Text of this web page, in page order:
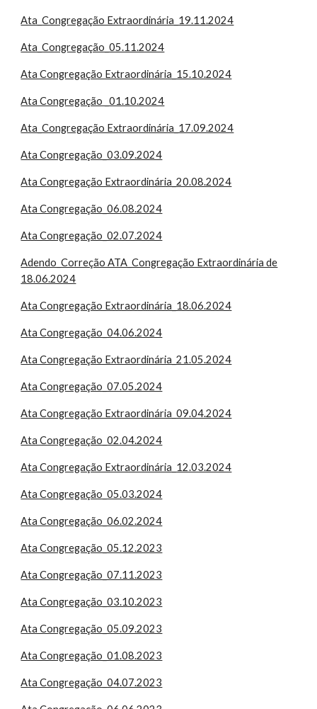
Ata_Congregação Extraordinária_19.11.2024
Ata_Congregação_05.11.2024
Ata Congregação Extraordinária_15.10.2024
Ata Congregação _01.10.2024
Ata_Congregação Extraordinária_17.09.2024
Ata Congregação_03.09.2024
Ata Congregação Extraordinária_20.08.2024
Ata Congregação_06.08.2024
Ata Congregação_02.07.2024
Adendo_Correção ATA_Congregação Extraordinária de
18.06.2024
Ata Congregação Extraordinária_18.06.2024
Ata Congregação_04.06.2024
Ata Congregação Extraordinária_21.05.2024
Ata Congregação_07.05.2024
Ata Congregação Extraordinária_09.04.2024
Ata Congregação_02.04.2024
Ata Congregação Extraordinária_12.03.2024
Ata Congregação_05.03.2024
Ata Congregação_06.02.2024
Ata Congregação_05.12.2023
Ata Congregação_07.11.2023
Ata Congregação_03.10.2023
Ata Congregação_05.09.2023
Ata Congregação_01.08.2023
Ata Congregação_04.07.2023